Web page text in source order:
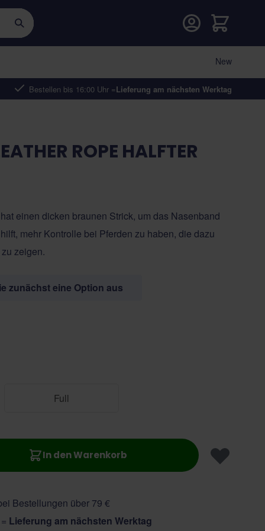
Bestellen bis 16:00 Uhr =Lieferung am nächsten Werktag
Warenkorb
New
ROPE HALFTER
einen dicken braunen Strick, um das Nasenband
mehr Kontrolle bei Pferden zu haben, die dazu
zeigen.
zunächst eine Option aus
Full
In den Warenkorb
Bestellungen über 79 €
Lieferung am nächsten Werktag